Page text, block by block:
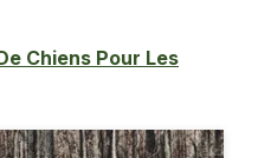
Chiens Pour Les